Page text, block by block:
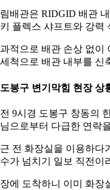
배관은 RIDGID 배관
플렉스 샤프트와 강력
적으로 배관 손상 없이
척으로 배관 내부를 신
봉구 변기막힘 현장 상
9시경 도봉구 창동의
으로부터 다급한 연락
전 화장실을 이용하다
가 넘치기 일보 직전이
에 도착하니 이미 화장